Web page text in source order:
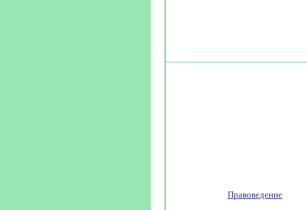
Правоведение